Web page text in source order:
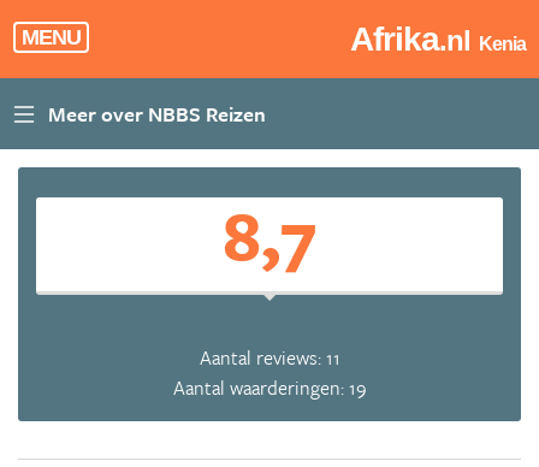
MENU Afrika.nl Kenia
8,7
Aantal reviews: 11
Aantal waarderingen: 19